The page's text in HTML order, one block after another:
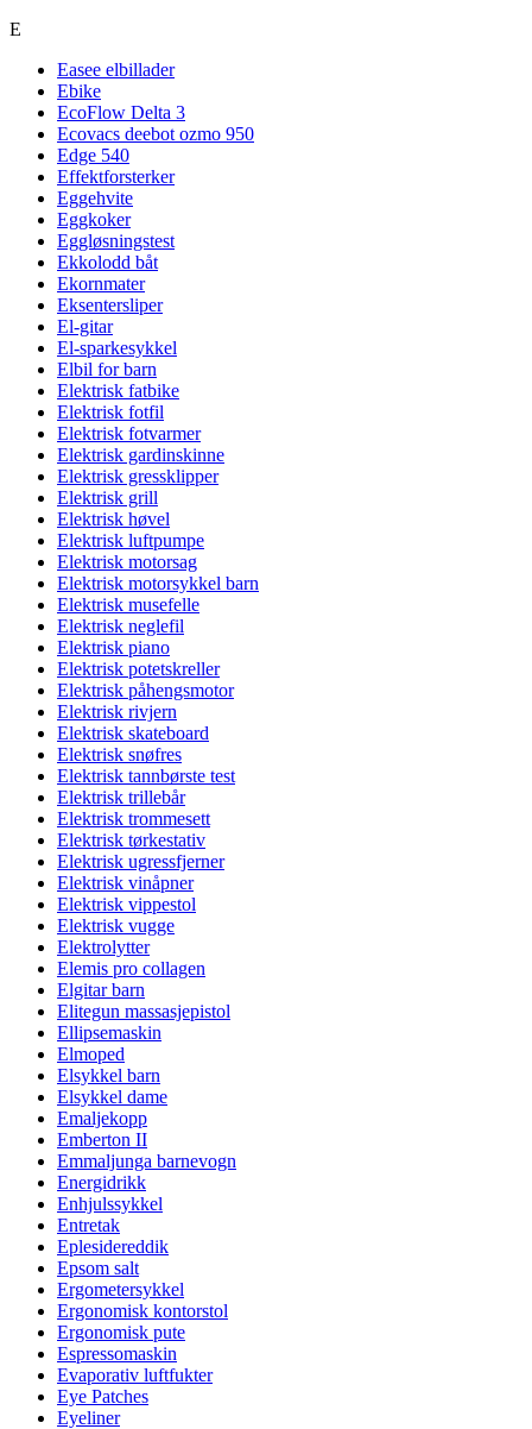
E
Easee elbillader
Ebike
EcoFlow Delta 3
Ecovacs deebot ozmo 950
Edge 540
Effektforsterker
Eggehvite
Eggkoker
Eggløsningstest
Ekkolodd båt
Ekornmater
Eksentersliper
El-gitar
El-sparkesykkel
Elbil for barn
Elektrisk fatbike
Elektrisk fotfil
Elektrisk fotvarmer
Elektrisk gardinskinne
Elektrisk gressklipper
Elektrisk grill
Elektrisk høvel
Elektrisk luftpumpe
Elektrisk motorsag
Elektrisk motorsykkel barn
Elektrisk musefelle
Elektrisk neglefil
Elektrisk piano
Elektrisk potetskreller
Elektrisk påhengsmotor
Elektrisk rivjern
Elektrisk skateboard
Elektrisk snøfres
Elektrisk tannbørste test
Elektrisk trillebår
Elektrisk trommesett
Elektrisk tørkestativ
Elektrisk ugressfjerner
Elektrisk vinåpner
Elektrisk vippestol
Elektrisk vugge
Elektrolytter
Elemis pro collagen
Elgitar barn
Elitegun massasjepistol
Ellipsemaskin
Elmoped
Elsykkel barn
Elsykkel dame
Emaljekopp
Emberton II
Emmaljunga barnevogn
Energidrikk
Enhjulssykkel
Entretak
Eplesidereddik
Epsom salt
Ergometersykkel
Ergonomisk kontorstol
Ergonomisk pute
Espressomaskin
Evaporativ luftfukter
Eye Patches
Eyeliner